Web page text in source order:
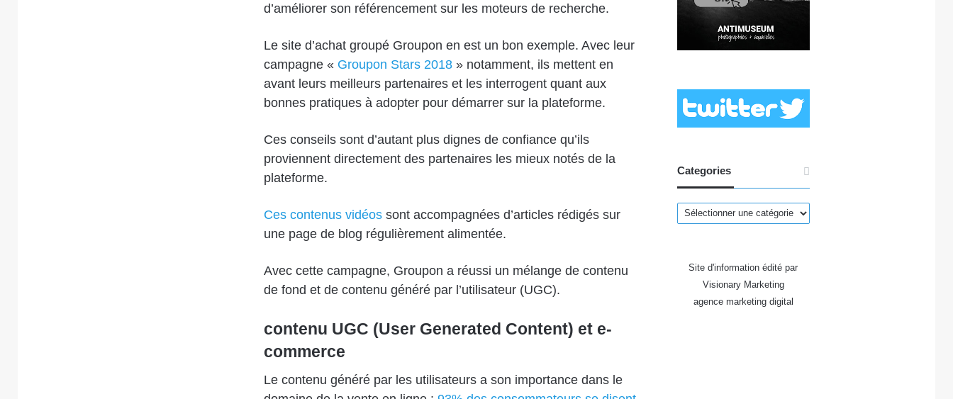
d’améliorer son référencement sur les moteurs de recherche.
Le site d’achat groupé Groupon en est un bon exemple. Avec leur
campagne « Groupon Stars 2018» notamment, ils mettent en
avant leurs meilleurs partenaires et les interrogent quant aux
bonnes pratiques à adopter pour démarrer sur la plateforme.
Ces conseils sont d’autant plus dignes de confiance qu’ils
proviennent directement des partenaires les mieux notés de la
plateforme.
Ces contenus vidéossont accompagnées d’articles rédigés sur
une page de blog régulièrement alimentée.
Avec cette campagne, Groupon a réussi un mélange de contenu
de fond et de contenu généré par l’utilisateur (UGC).
contenu UGC (User Generated Content) et e-
commerce
Le contenu généré par les utilisateurs a son importance dans le
Categories
Categories
Site d'information édité par
Visionary Marketing
agence marketing digital